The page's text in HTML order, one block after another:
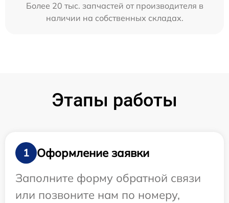
Более 20 тыс. запчастей от производителя в
наличии на собственных складах.
Этапы работы
1
Оформление заявки
Заполните форму обратной связи
или позвоните нам по номеру,